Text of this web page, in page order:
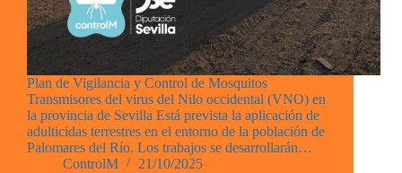
Plan de Vigilancia y Control de Mosquitos
Transmisores del virus del Nilo occidental (VNO) en
la provincia de Sevilla Está prevista la aplicación de
adulticidas terrestres en el entorno de la población de
Palomares del Río. Los trabajos se desarrollarán…
ControlM
21/10/2025